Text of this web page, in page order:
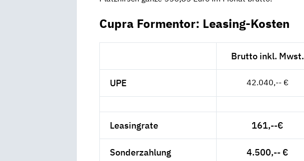
Cupra Formentor: Leasing-Kosten
Brutto inkl. Mwst.
UPE 42.040,-- €
Leasingrate 161,--€
Sonderzahlung 4.500,-- €